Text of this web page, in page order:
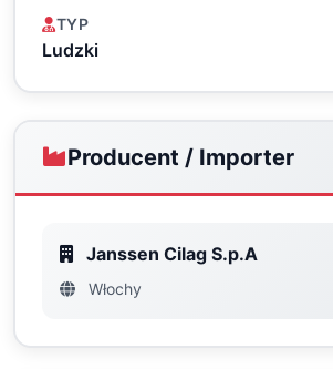
TYP
Ludzki
Producent / Importer
Janssen Cilag S.p.A
Włochy